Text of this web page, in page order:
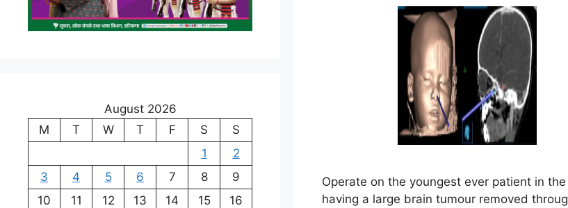
Operate on the youngest ever patient in
having a large brain tumour removed
August 2026
M
T W T F S
S
1
2
3
4 5 6 7 8
9
10
11 12 13 14 15
16